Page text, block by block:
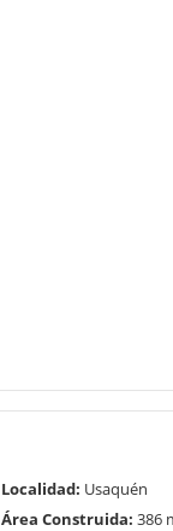
Localidad: Usaquén
Área Construida: 386